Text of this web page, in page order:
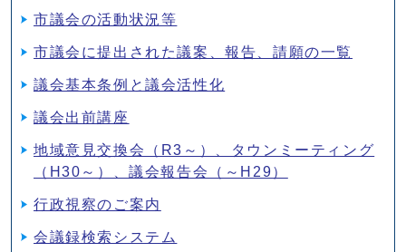
市議会の活動状況等
市議会に提出された議案、報告、請願の一覧
議会基本条例と議会活性化
議会出前講座
地域意見交換会（R3～）、タウンミーティング
（H30～）、議会報告会（～H29）
行政視察のご案内
会議録検索システム